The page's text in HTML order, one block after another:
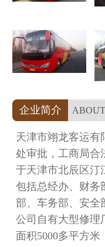
企业简介
天津市翊龙客运有
处审批，工商局合
于天津市北辰区汀
包括总经办、财务
部、车务部、安全
公司自有大型修理
面积5000多平方